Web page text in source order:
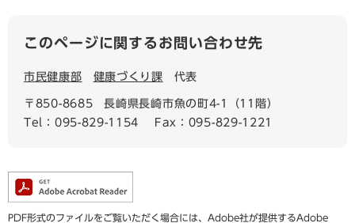
このページに関するお問い合わせ先
市民健康部 健康づくり課 代表
〒850-8685
長崎県長崎市魚の町4-1（11階）
Tel：095-829-1154
Fax：095-829-1221
PDF形式のファイルをご覧いただく場合には、Adobe社が提供するAdobe